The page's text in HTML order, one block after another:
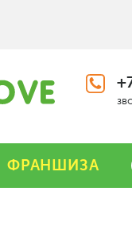
ФРАНШИЗА